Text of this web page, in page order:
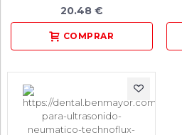
20.48 €